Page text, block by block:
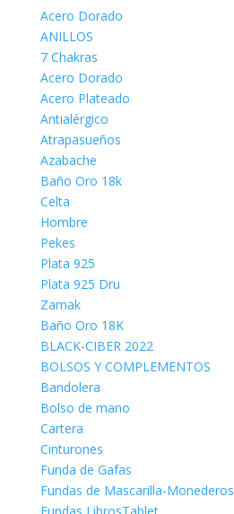
Acero Dorado
ANILLOS
7 Chakras
Acero Dorado
Acero Plateado
Antialérgico
Atrapasueños
Azabache
Baño Oro 18k
Celta
Hombre
Pekes
Plata 925
Plata 925 Dru
Zamak
Baño Oro 18K
BLACK-CIBER 2022
BOLSOS Y COMPLEMENTOS
Bandolera
Bolso de mano
Cartera
Cinturones
Funda de Gafas
Fundas de Mascarilla-Monederos